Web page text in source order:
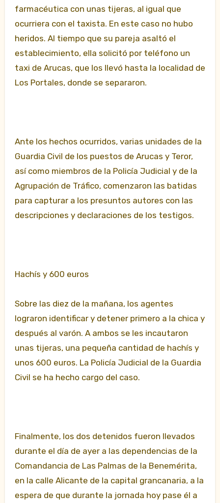
farmacéutica con unas tijeras, al igual que
ocurriera con el taxista. En este caso no hubo
heridos. Al tiempo que su pareja asaltó el
establecimiento, ella solicitó por teléfono un
taxi de Arucas, que los llevó hasta la localidad de
Los Portales, donde se separaron.
Ante los hechos ocurridos, varias unidades de la
Guardia Civil de los puestos de Arucas y Teror,
así como miembros de la Policía Judicial y de la
Agrupación de Tráfico, comenzaron las batidas
para capturar a los presuntos autores con las
descripciones y declaraciones de los testigos.
Hachís y 600 euros
Sobre las diez de la mañana, los agentes
lograron identificar y detener primero a la chica y
después al varón. A ambos se les incautaron
unas tijeras, una pequeña cantidad de hachís y
unos 600 euros. La Policía Judicial de la Guardia
Civil se ha hecho cargo del caso.
Finalmente, los dos detenidos fueron llevados
durante el día de ayer a las dependencias de la
Comandancia de Las Palmas de la Benemérita,
en la calle Alicante de la capital grancanaria, a la
espera de que durante la jornada hoy pase él a